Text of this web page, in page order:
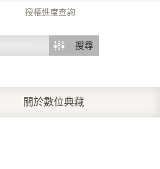
授權進度查詢
搜尋
關於數位典藏